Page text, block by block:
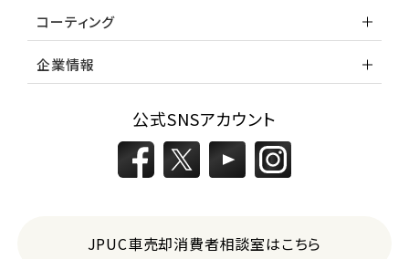
コーティング
企業情報
公式SNSアカウント
JPUC車売却消費者相談室はこちら